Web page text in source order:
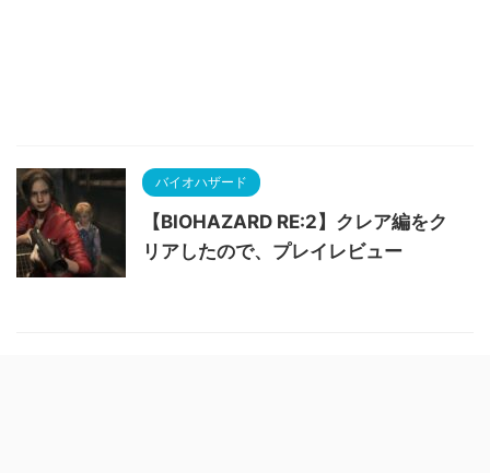
バイオハザード
【BIOHAZARD RE:2】クレア編をク
リアしたので、プレイレビュー